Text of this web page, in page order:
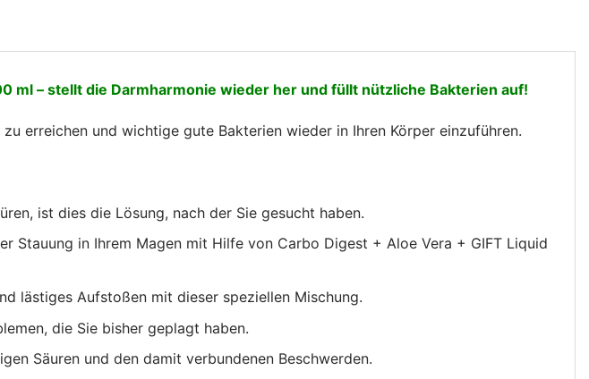
ml – stellt die Darmharmonie wieder her und füllt nützliche Bakterien auf!
erreichen und wichtige gute Bakterien wieder in Ihren Körper einzuführen.
ist dies die Lösung, nach der Sie gesucht haben.
Stauung in Ihrem Magen mit Hilfe von Carbo Digest + Aloe Vera + GIFT Liquid
lästiges Aufstoßen mit dieser speziellen Mischung.
die Sie bisher geplagt haben.
Säuren und den damit verbundenen Beschwerden.